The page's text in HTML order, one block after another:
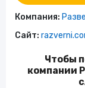
Компания:
Сайт:
Чтобы
компании